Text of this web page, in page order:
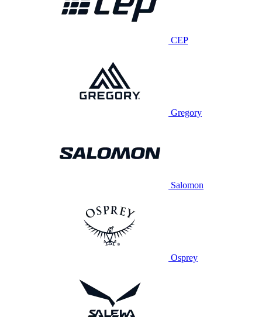
CEP
Gregory
Salomon
Osprey